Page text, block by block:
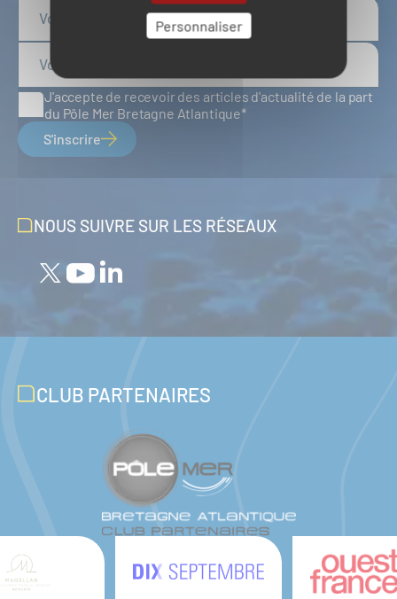
Personnaliser
J'accepte de recevoir des articles d'actualité de la part
du Pôle Mer Bretagne Atlantique
S'inscrire
NOUS SUIVRE SUR LES RÉSEAUX
CLUB PARTENAIRES